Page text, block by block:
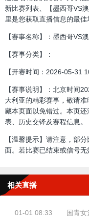
新比赛列表、【墨西哥VS
里是您获取直播信息的最佳
【赛事名称】：墨西哥VS
【赛事分类】：
【开赛时间：2026-05-31
【赛事说明】：北京时间
大利亚的精彩赛事，敬请
藏本页面以免错过。本页
表、历史交锋及赛程信息。
【温馨提示】请注意，部
面。若比赛已结束或信号无
相关直播
01-01 08:33
国青女